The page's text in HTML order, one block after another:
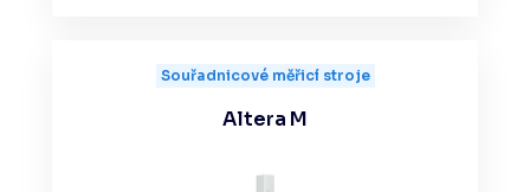
Souřadnicové měřicí stroje
Altera M